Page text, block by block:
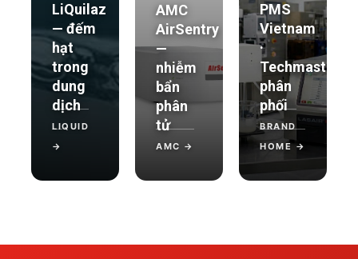
LiQuilaz
— đếm
hạt
trong
dung
dịch
LIQUID
→
AMC
AirSentry
—
nhiễm
bẩn
phân
tử
AMC →
PMS
Vietnam
·
Techmaster
phân
phối
BRAND
HOME →